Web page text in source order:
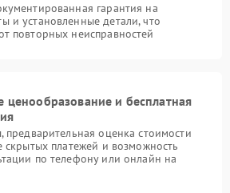
гарантия на
и установленные детали, что
повторных неисправностей
ценообразование и бесплатная
предварительная оценка стоимости
скрытых платежей и возможность
по телефону или онлайн на